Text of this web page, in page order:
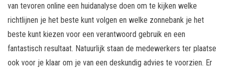
van tevoren online een huidanalyse doen om te kijken welke
richtlijnen je het beste kunt volgen en welke zonnebank je het
beste kunt kiezen voor een verantwoord gebruik en een
fantastisch resultaat. Natuurlijk staan de medewerkers ter plaatse
ook voor je klaar om je van een deskundig advies te voorzien. Er